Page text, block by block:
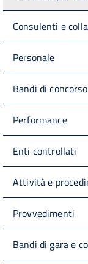
Consulenti e
Personale
Bandi di concorso
Performance
Enti controllati
Attività e
Provvedimenti
Bandi di gara e